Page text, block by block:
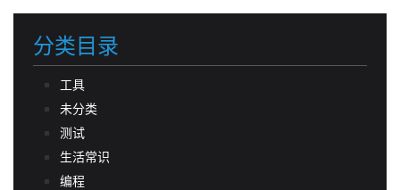
分类目录
工具
未分类
测试
生活常识
编程